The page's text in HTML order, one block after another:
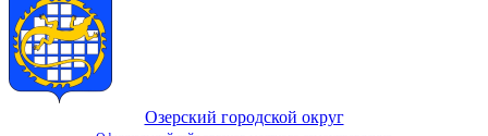
Озерский городской округ